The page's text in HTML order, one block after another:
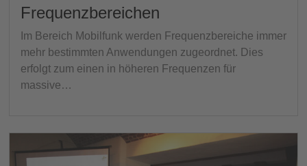
Frequenzbereichen
Im Bereich Mobilfunk werden Frequenzbereiche immer
mehr bestimmten Anwendungen zugeordnet. Dies
erfolgt zum einen in höheren Frequenzen für
massive…